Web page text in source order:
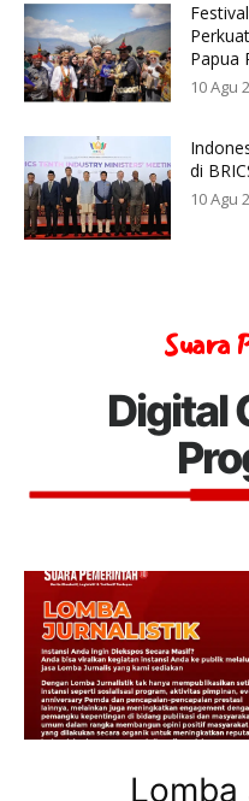
Papua
10 Agu
di
10 Agu
Suara
Digital